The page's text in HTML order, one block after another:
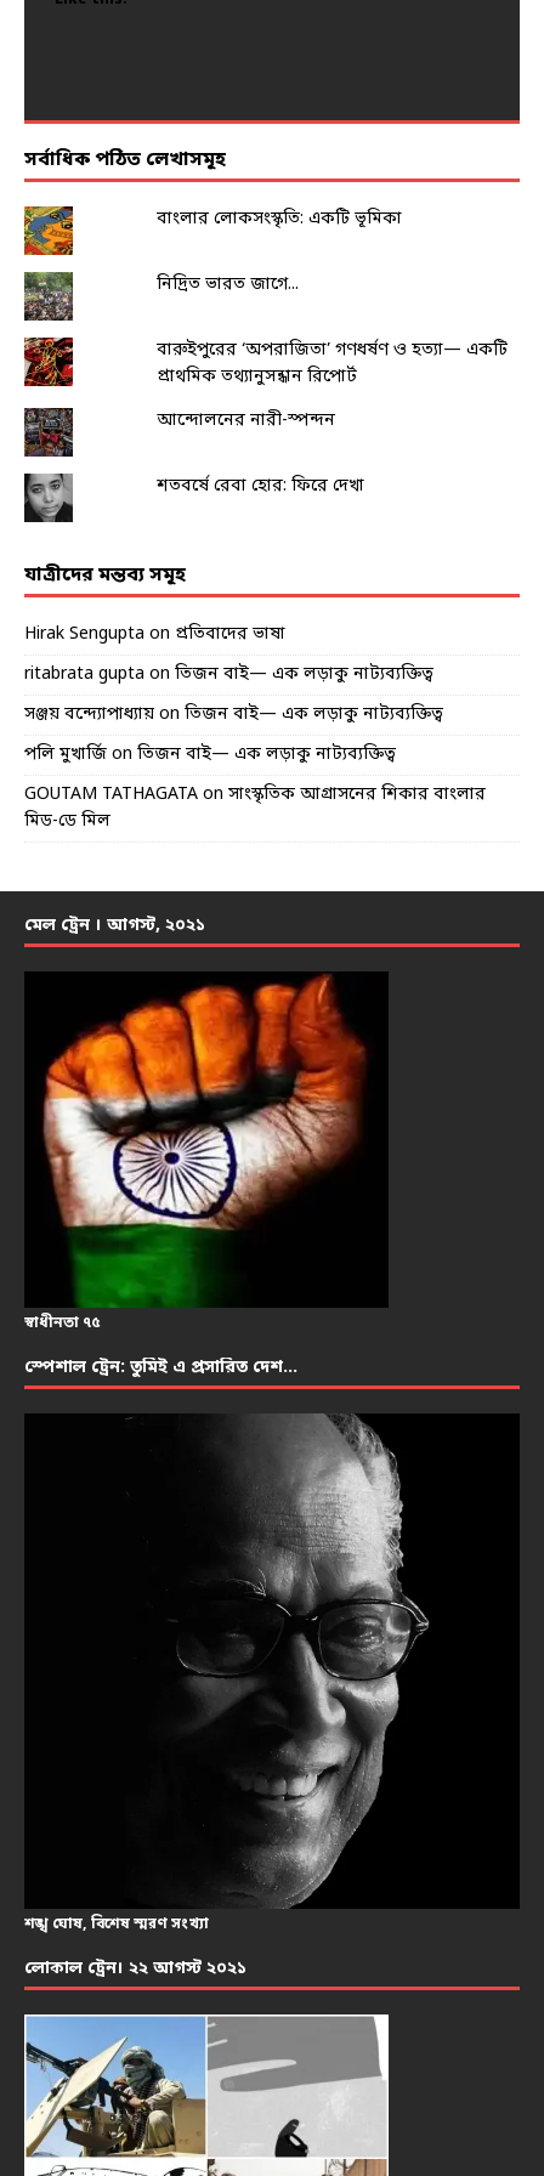
সর্বাধিক পঠিত লেখাসমূহ
বাংলার লোকসংস্কৃতি: একটি ভূমিকা
নিদ্রিত ভারত জাগে...
বারুইপুরের ‘অপরাজিতা’ গণধর্ষণ ও হত্যা— একটি
প্রাথমিক তথ্যানুসন্ধান রিপোর্ট
আন্দোলনের নারী-স্পন্দন
শতবর্ষে রেবা হোর: ফিরে দেখা
যাত্রীদের মন্তব্য সমূহ
Hirak Sengupta on প্রতিবাদের ভাষা
ritabrata gupta on তিজন বাই— এক লড়াকু নাট্যব্যক্তিত্ব
সঞ্জয় বন্দ্যোপাধ্যায় on তিজন বাই— এক লড়াকু নাট্যব্যক্তিত্ব
পলি মুখার্জি on তিজন বাই— এক লড়াকু নাট্যব্যক্তিত্ব
GOUTAM TATHAGATA on সাংস্কৃতিক আগ্রাসনের শিকার বাংলার
মিড-ডে মিল
মেল ট্রেন । আগস্ট, ২০২১
স্বাধীনতা ৭৫
স্পেশাল ট্রেন: তুমিই এ প্রসারিত দেশ…
শঙ্খ ঘোষ, বিশেষ স্মরণ সংখ্যা
লোকাল ট্রেন। ২২ আগস্ট ২০২১